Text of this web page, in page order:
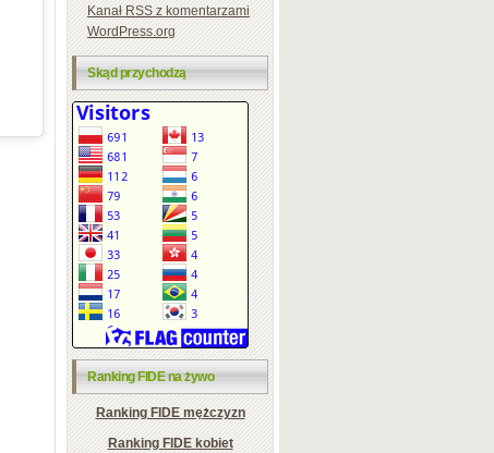
KanałRSSz komentarzami
WordPress.org
Skąd przychodzą
Ranking FIDE na żywo
Ranking FIDE mężczyzn
Ranking FIDE kobiet